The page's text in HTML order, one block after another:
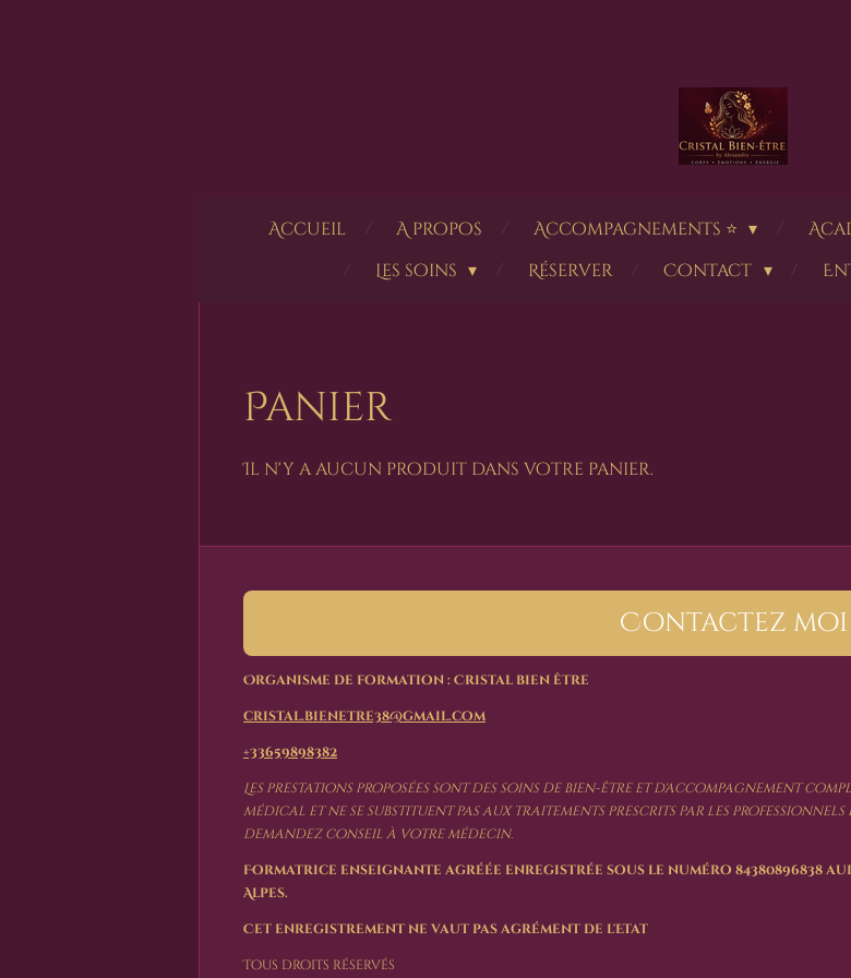
Accueil A propos Accompagnements ⭐
Les soins
Réserver Contact
Panier
Il n'y a aucun produit dans votre panier.
Contactez moi
Organisme de formation : Cristal bien être
cristal.bienetre38@gmail.com
+33659898382
Les prestations proposées sont des soins de bien-être et d'accompagnement
médical et ne se substituent pas aux traitements prescrits par les
demandez conseil à votre médecin.
Formatrice enseignante agréée enregistrée sous le numéro 84380896838
Alpes.
Cet enregistrement ne vaut pas agrément de l'Etat
Tous droits réservés